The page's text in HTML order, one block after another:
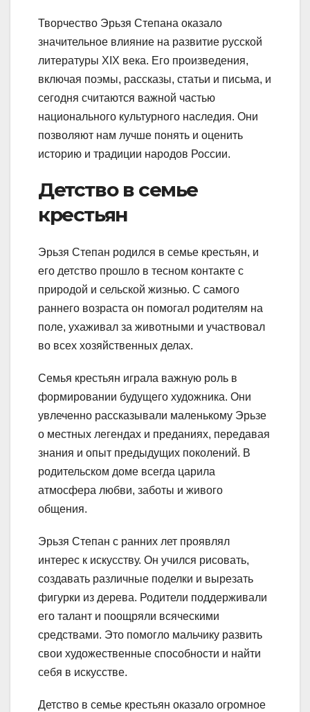
Творчество Эрьзя Степана оказало
значительное влияние на развитие русской
литературы XIX века. Его произведения,
включая поэмы, рассказы, статьи и письма, и
сегодня считаются важной частью
национального культурного наследия. Они
позволяют нам лучше понять и оценить
историю и традиции народов России.
Детство в семье
крестьян
Эрьзя Степан родился в семье крестьян, и
его детство прошло в тесном контакте с
природой и сельской жизнью. С самого
раннего возраста он помогал родителям на
поле, ухаживал за животными и участвовал
во всех хозяйственных делах.
Семья крестьян играла важную роль в
формировании будущего художника. Они
увлеченно рассказывали маленькому Эрьзе
о местных легендах и преданиях, передавая
знания и опыт предыдущих поколений. В
родительском доме всегда царила
атмосфера любви, заботы и живого
общения.
Эрьзя Степан с ранних лет проявлял
интерес к искусству. Он учился рисовать,
создавать различные поделки и вырезать
фигурки из дерева. Родители поддерживали
его талант и поощряли всяческими
средствами. Это помогло мальчику развить
свои художественные способности и найти
себя в искусстве.
Детство в семье крестьян оказало огромное